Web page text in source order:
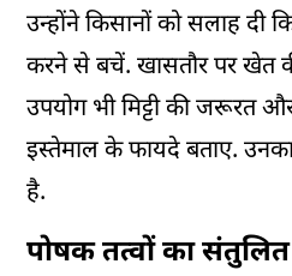
उन्होंने किसानों को सलाह दी
करने से बचें. खासतौर पर खेत की
उपयोग भी मिट्टी की जरूरत
इस्तेमाल के फायदे बताए.
है.
पोषक तत्वों का